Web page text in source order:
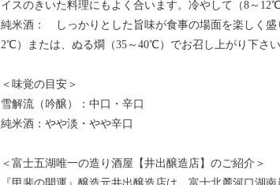
イスのきいた料理にもよく合います。冷やして（8～
純米酒： しっかりとした旨味が食事の場面を楽しく盛
2℃）または、ぬる燗（35～40℃）でお召し上がり下さい
＜味覚の目安＞
雪解流（吟醸）：中口・辛口
純米酒：やや淡・やや辛口
＜富士五湖唯一の造り酒屋【井出醸造店】のご紹介＞